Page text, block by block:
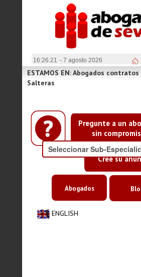
16:26:21 - 7 agosto 2026
Pregunte a un
sin
Cree su
ESTAMOS EN: Abogados
Salteras
ENGLISH
Abogados